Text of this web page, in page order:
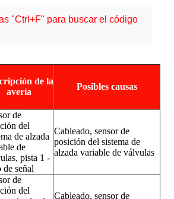
"Ctrl+F" para buscar el código
de la
avería
Posibles causas
de
del
de alzada
de
pista 1 -
de señal
Cableado, sensor de
posición del sistema de
alzada variable de válvulas
de
del
Cableado, sensor de